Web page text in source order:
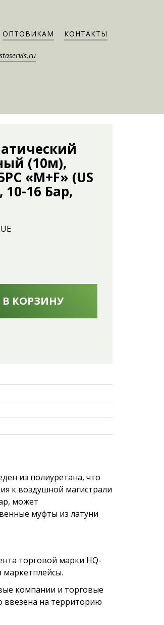
ОПТОВИКАМ КОНТАКТЫ
(10м),
«M+F» (US
16 Бар,
КОРЗИНУ
из полиуретана, что
к воздушной магистрали
может
муфты из латуни
торговой марки HQ-
компании и торговые
ввезена на территорию